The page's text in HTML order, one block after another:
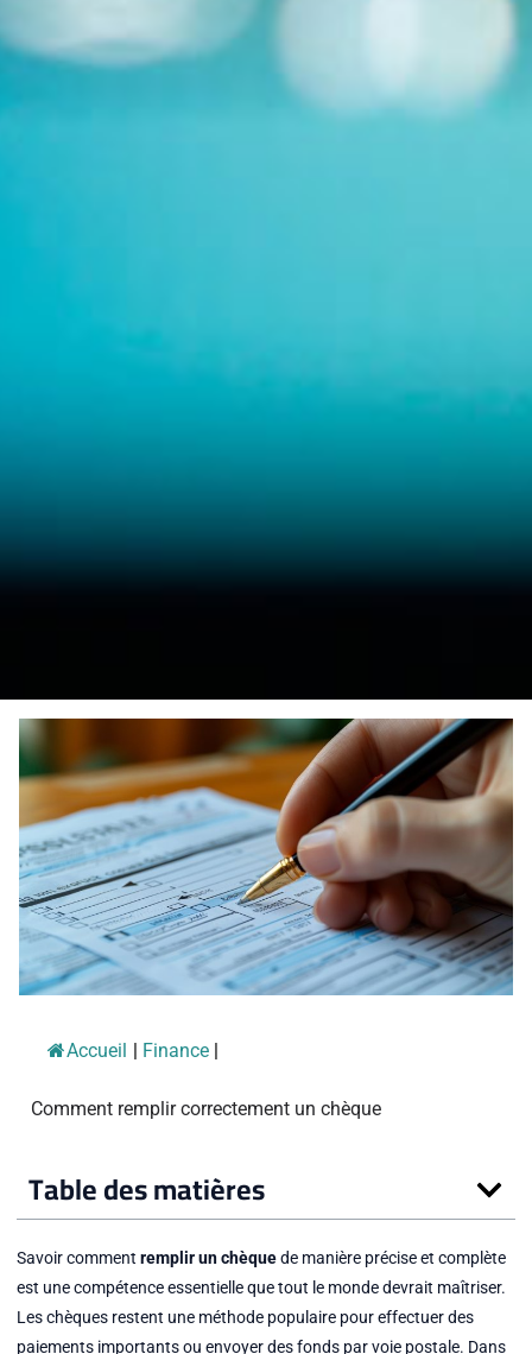
Accueil | Finance |
Comment remplir correctement un chèque
Table des matières
Savoir comment remplir un chèquede manière précise et complète
est une compétence essentielle que tout le monde devrait maîtriser.
Les chèques restent une méthode populaire pour effectuer des
paiements importants ou envoyer des fonds par voie postale. Dans